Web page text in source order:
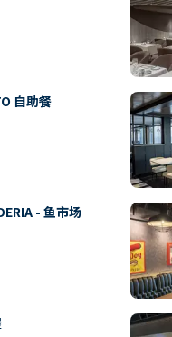
自助餐
- 鱼市场